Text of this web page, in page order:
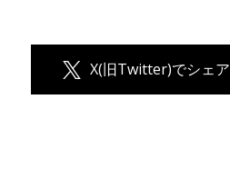
X(旧Twitter)でシェア